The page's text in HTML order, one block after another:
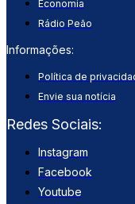
Economia
Rádio Peão
Informações:
Política de
Envie sua notícia
Redes Sociais:
Instagram
Facebook
Youtube